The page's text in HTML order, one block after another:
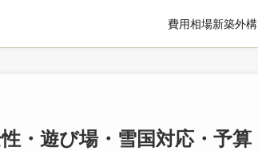
費用相場新築外構
・遊び場・雪国対応・予算